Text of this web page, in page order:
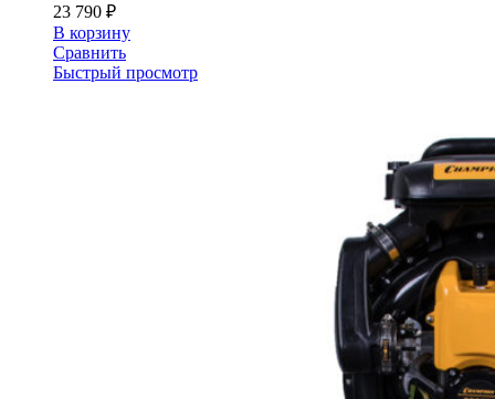
23 790 ₽
В корзину
Сравнить
Быстрый просмотр